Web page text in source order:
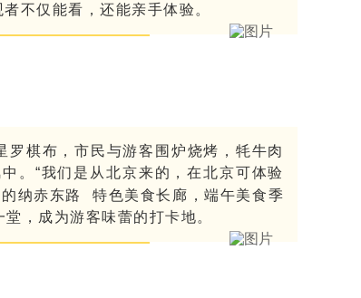
不仅能看，还能亲手体验。
棋布，市民与游客围炉烧烤，牦牛肉
。“我们是从北京来的，在北京可体验
纳赤东路
特色美食长廊，端午美食季
，成为游客味蕾的打卡地。